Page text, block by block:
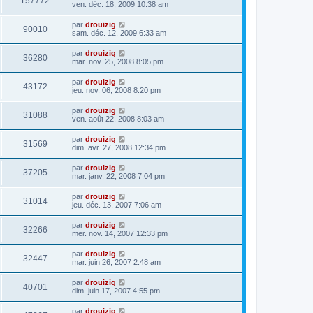
ven. déc. 18, 2009 10:38 am
90010 par drouizig
sam. déc. 12, 2009 6:33 am
36280 par drouizig
mar. nov. 25, 2008 8:05 pm
43172 par drouizig
jeu. nov. 06, 2008 8:20 pm
31088 par drouizig
ven. août 22, 2008 8:03 am
31569 par drouizig
dim. avr. 27, 2008 12:34 pm
37205 par drouizig
mar. janv. 22, 2008 7:04 pm
31014 par drouizig
jeu. déc. 13, 2007 7:06 am
32266 par drouizig
mer. nov. 14, 2007 12:33 pm
32447 par drouizig
mar. juin 26, 2007 2:48 am
40701 par drouizig
dim. juin 17, 2007 4:55 pm
par drouizig